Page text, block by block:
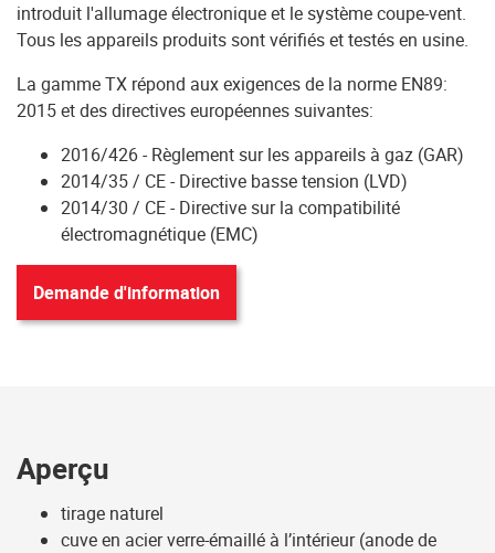
introduit l'allumage électronique et le système coupe-vent.
Tous les appareils produits sont vérifiés et testés en usine.
La gamme TX répond aux exigences de la norme EN89:
2015 et des directives européennes suivantes:
2016/426 - Règlement sur les appareils à gaz (GAR)
2014/35 / CE - Directive basse tension (LVD)
2014/30 / CE - Directive sur la compatibilité
électromagnétique (EMC)
Demande d'information
Aperçu
tirage naturel
cuve en acier verre-émaillé à l’intérieur (anode de